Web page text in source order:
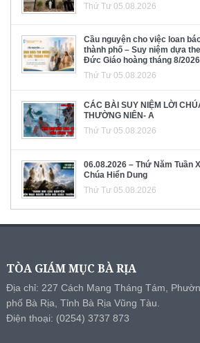
Thứ Tư 05.08.2026
Cầu nguyện cho việc loan
thành phố – Suy niệm dựa
Đức Giáo hoàng tháng 8/2026
Thứ Tư 05.08.2026
CÁC BÀI SUY NIỆM LỜI
THƯỜNG NIÊN- A
Thứ Tư 05.08.2026
06.08.2026 – Thứ Năm Tuần
Chúa Hiển Dung
Thứ Tư 05.08.2026
TÒA GIÁM MỤC BÀ RỊA
Địa chỉ: 227 Cách Mạng Tháng Tám,
phố Bà Rịa, Tỉnh Bà Rịa Vũng Tàu.
Điện thoại: (0254) 3737 873